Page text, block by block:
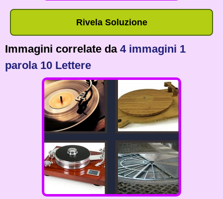
Rivela Soluzione
Immagini correlate da 4 immagini 1
parola 10 Lettere